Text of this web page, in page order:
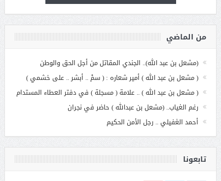
من الماضي
(مشعل بن عبد الله).. الجندي المقاتل من أجل الحق والوطن
( مشعل بن عبد الله ) أمير شعاره : ( سمْ .. أبشر .. على خشمي )
( مشعل بن عبد الله ) .. علامة ( مسجلة ) في دفتر العطاء المستدام
رغم الغياب.. (مشعل بن عبدالله ) حاضر في نجران
أحمد الغفيلي .. رجل الأمن الحكيم
تابعونا